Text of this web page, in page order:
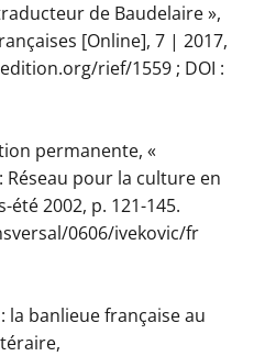
de Baudelaire »,
[Online], 7 | 2017,
rief/1559 ; DOI :
permanente, «
pour la culture en
été 2002, p. 121-145.
0606/ivekovic/fr
la banlieue française au